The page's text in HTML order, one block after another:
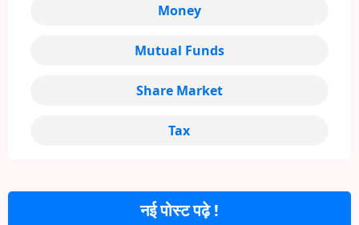
नई पोस्ट पढ़े !
Money
Mutual Funds
Share Market
Tax